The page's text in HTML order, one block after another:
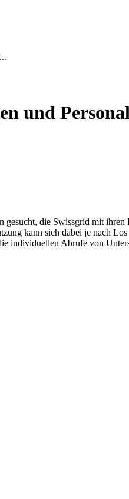
...
und
die Swissgrid mit
kann sich dabei je nach
individuellen Abrufe von